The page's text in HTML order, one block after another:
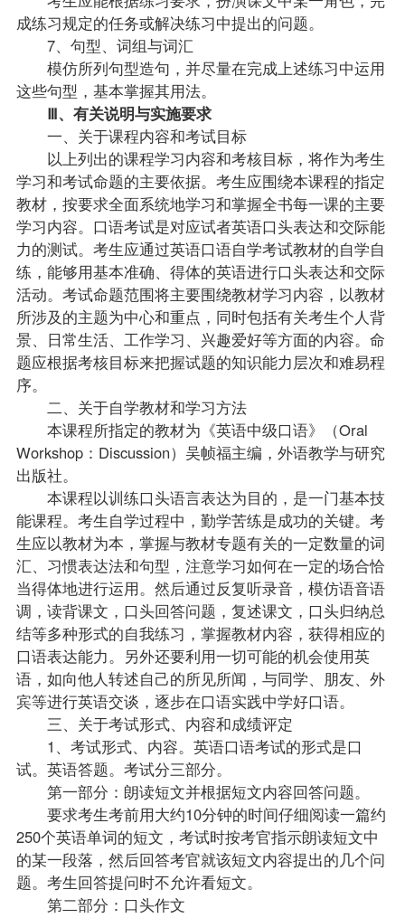
成练习规定的任务或解决练习中提出的问题。
7、句型、词组与词汇
模仿所列句型造句，并尽量在完成上述练习中运用
这些句型，基本掌握其用法。
Ⅲ、有关说明与实施要求
一、关于课程内容和考试目标
以上列出的课程学习内容和考核目标，将作为考生
学习和考试命题的主要依据。考生应围绕本课程的指定
教材，按要求全面系统地学习和掌握全书每一课的主要
学习内容。口语考试是对应试者英语口头表达和交际能
力的测试。考生应通过英语口语自学考试教材的自学自
练，能够用基本准确、得体的英语进行口头表达和交际
活动。考试命题范围将主要围绕教材学习内容，以教材
所涉及的主题为中心和重点，同时包括有关考生个人背
景、日常生活、工作学习、兴趣爱好等方面的内容。命
题应根据考核目标来把握试题的知识能力层次和难易程
序。
二、关于自学教材和学习方法
本课程所指定的教材为《英语中级口语》（Oral
Workshop：Discussion）吴帧福主编，外语教学与研究
出版社。
本课程以训练口头语言表达为目的，是一门基本技
能课程。考生自学过程中，勤学苦练是成功的关键。考
生应以教材为本，掌握与教材专题有关的一定数量的词
汇、习惯表达法和句型，注意学习如何在一定的场合恰
当得体地进行运用。然后通过反复听录音，模仿语音语
调，读背课文，口头回答问题，复述课文，口头归纳总
结等多种形式的自我练习，掌握教材内容，获得相应的
口语表达能力。另外还要利用一切可能的机会使用英
语，如向他人转述自己的所见所闻，与同学、朋友、外
宾等进行英语交谈，逐步在口语实践中学好口语。
三、关于考试形式、内容和成绩评定
1、考试形式、内容。英语口语考试的形式是口
试。英语答题。考试分三部分。
第一部分：朗读短文并根据短文内容回答问题。
要求考生考前用大约10分钟的时间仔细阅读一篇约
250个英语单词的短文，考试时按考官指示朗读短文中
的某一段落，然后回答考官就该短文内容提出的几个问
题。考生回答提问时不允许看短文。
第二部分：口头作文